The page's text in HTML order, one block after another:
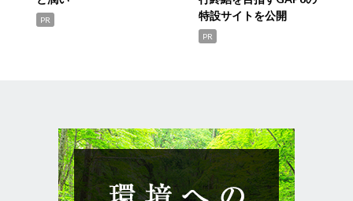
PR
特設サイトを公開
PR